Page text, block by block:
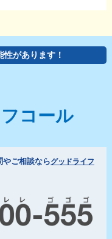
があります！
コール
やご相談ならグッドライフ